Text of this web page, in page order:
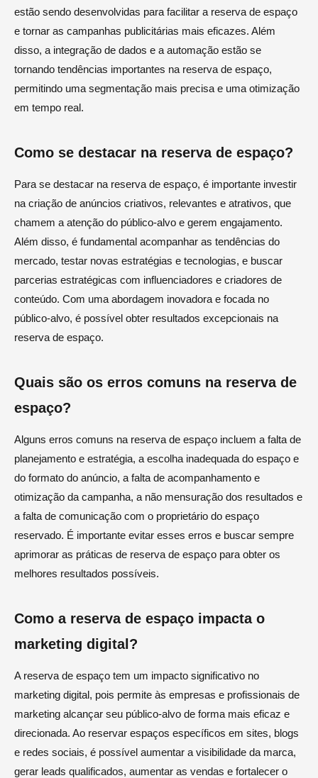
estão sendo desenvolvidas para facilitar a reserva de espaço
e tornar as campanhas publicitárias mais eficazes. Além
disso, a integração de dados e a automação estão se
tornando tendências importantes na reserva de espaço,
permitindo uma segmentação mais precisa e uma otimização
em tempo real.
Como se destacar na reserva de espaço?
Para se destacar na reserva de espaço, é importante investir
na criação de anúncios criativos, relevantes e atrativos, que
chamem a atenção do público-alvo e gerem engajamento.
Além disso, é fundamental acompanhar as tendências do
mercado, testar novas estratégias e tecnologias, e buscar
parcerias estratégicas com influenciadores e criadores de
conteúdo. Com uma abordagem inovadora e focada no
público-alvo, é possível obter resultados excepcionais na
reserva de espaço.
Quais são os erros comuns na reserva de
espaço?
Alguns erros comuns na reserva de espaço incluem a falta de
planejamento e estratégia, a escolha inadequada do espaço e
do formato do anúncio, a falta de acompanhamento e
otimização da campanha, a não mensuração dos resultados e
a falta de comunicação com o proprietário do espaço
reservado. É importante evitar esses erros e buscar sempre
aprimorar as práticas de reserva de espaço para obter os
melhores resultados possíveis.
Como a reserva de espaço impacta o
marketing digital?
A reserva de espaço tem um impacto significativo no
marketing digital, pois permite às empresas e profissionais de
marketing alcançar seu público-alvo de forma mais eficaz e
direcionada. Ao reservar espaços específicos em sites, blogs
e redes sociais, é possível aumentar a visibilidade da marca,
gerar leads qualificados, aumentar as vendas e fortalecer o